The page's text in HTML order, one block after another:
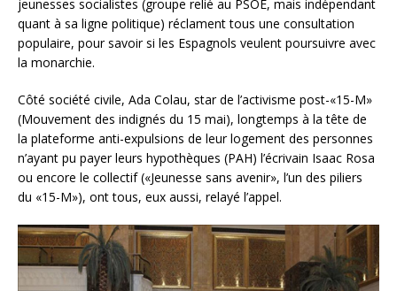
jeunesses socialistes (groupe relié au PSOE, mais indépendant
quant à sa ligne politique) réclament tous une consultation
populaire, pour savoir si les Espagnols veulent poursuivre avec
la monarchie.
Côté société civile, Ada Colau, star de l’activisme post-«15-M»
(Mouvement des indignés du 15 mai), longtemps à la tête de
la plateforme anti-expulsions de leur logement des personnes
n’ayant pu payer leurs hypothèques (PAH) l’écrivain Isaac Rosa
ou encore le collectif («Jeunesse sans avenir», l’un des piliers
du «15-M»), ont tous, eux aussi, relayé l’appel.